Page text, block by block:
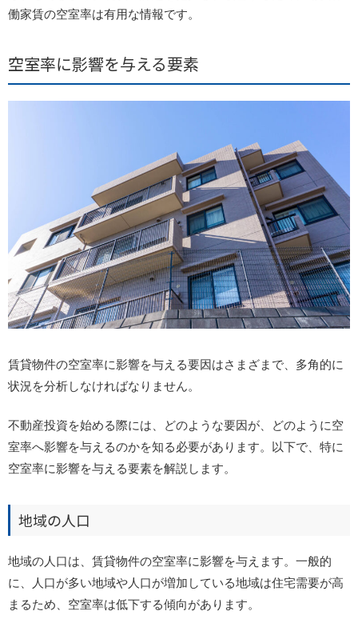
働家賃の空室率は有用な情報です。
空室率に影響を与える要素
賃貸物件の空室率に影響を与える要因はさまざまで、多角的に
状況を分析しなければなりません。
不動産投資を始める際には、どのような要因が、どのように空
室率へ影響を与えるのかを知る必要があります。以下で、特に
空室率に影響を与える要素を解説します。
地域の人口
地域の人口は、賃貸物件の空室率に影響を与えます。一般的
に、人口が多い地域や人口が増加している地域は住宅需要が高
まるため、空室率は低下する傾向があります。